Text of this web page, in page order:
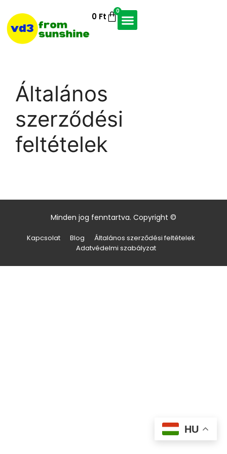
0 Ft
0
Általános
szerződési
feltételek
Minden jog fenntartva. Copyright ©
Kapcsolat Blog
Általános szerződési feltételek
Adatvédelmi szabályzat
HU